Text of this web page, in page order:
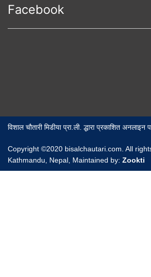
Facebook
विशाल चौतारी मिडीया प्रा.ली. द्धारा प्रकाशित
Copyright ©2020 bisalchautari.com. All
Kathmandu, Nepal, Maintained by: Zookti